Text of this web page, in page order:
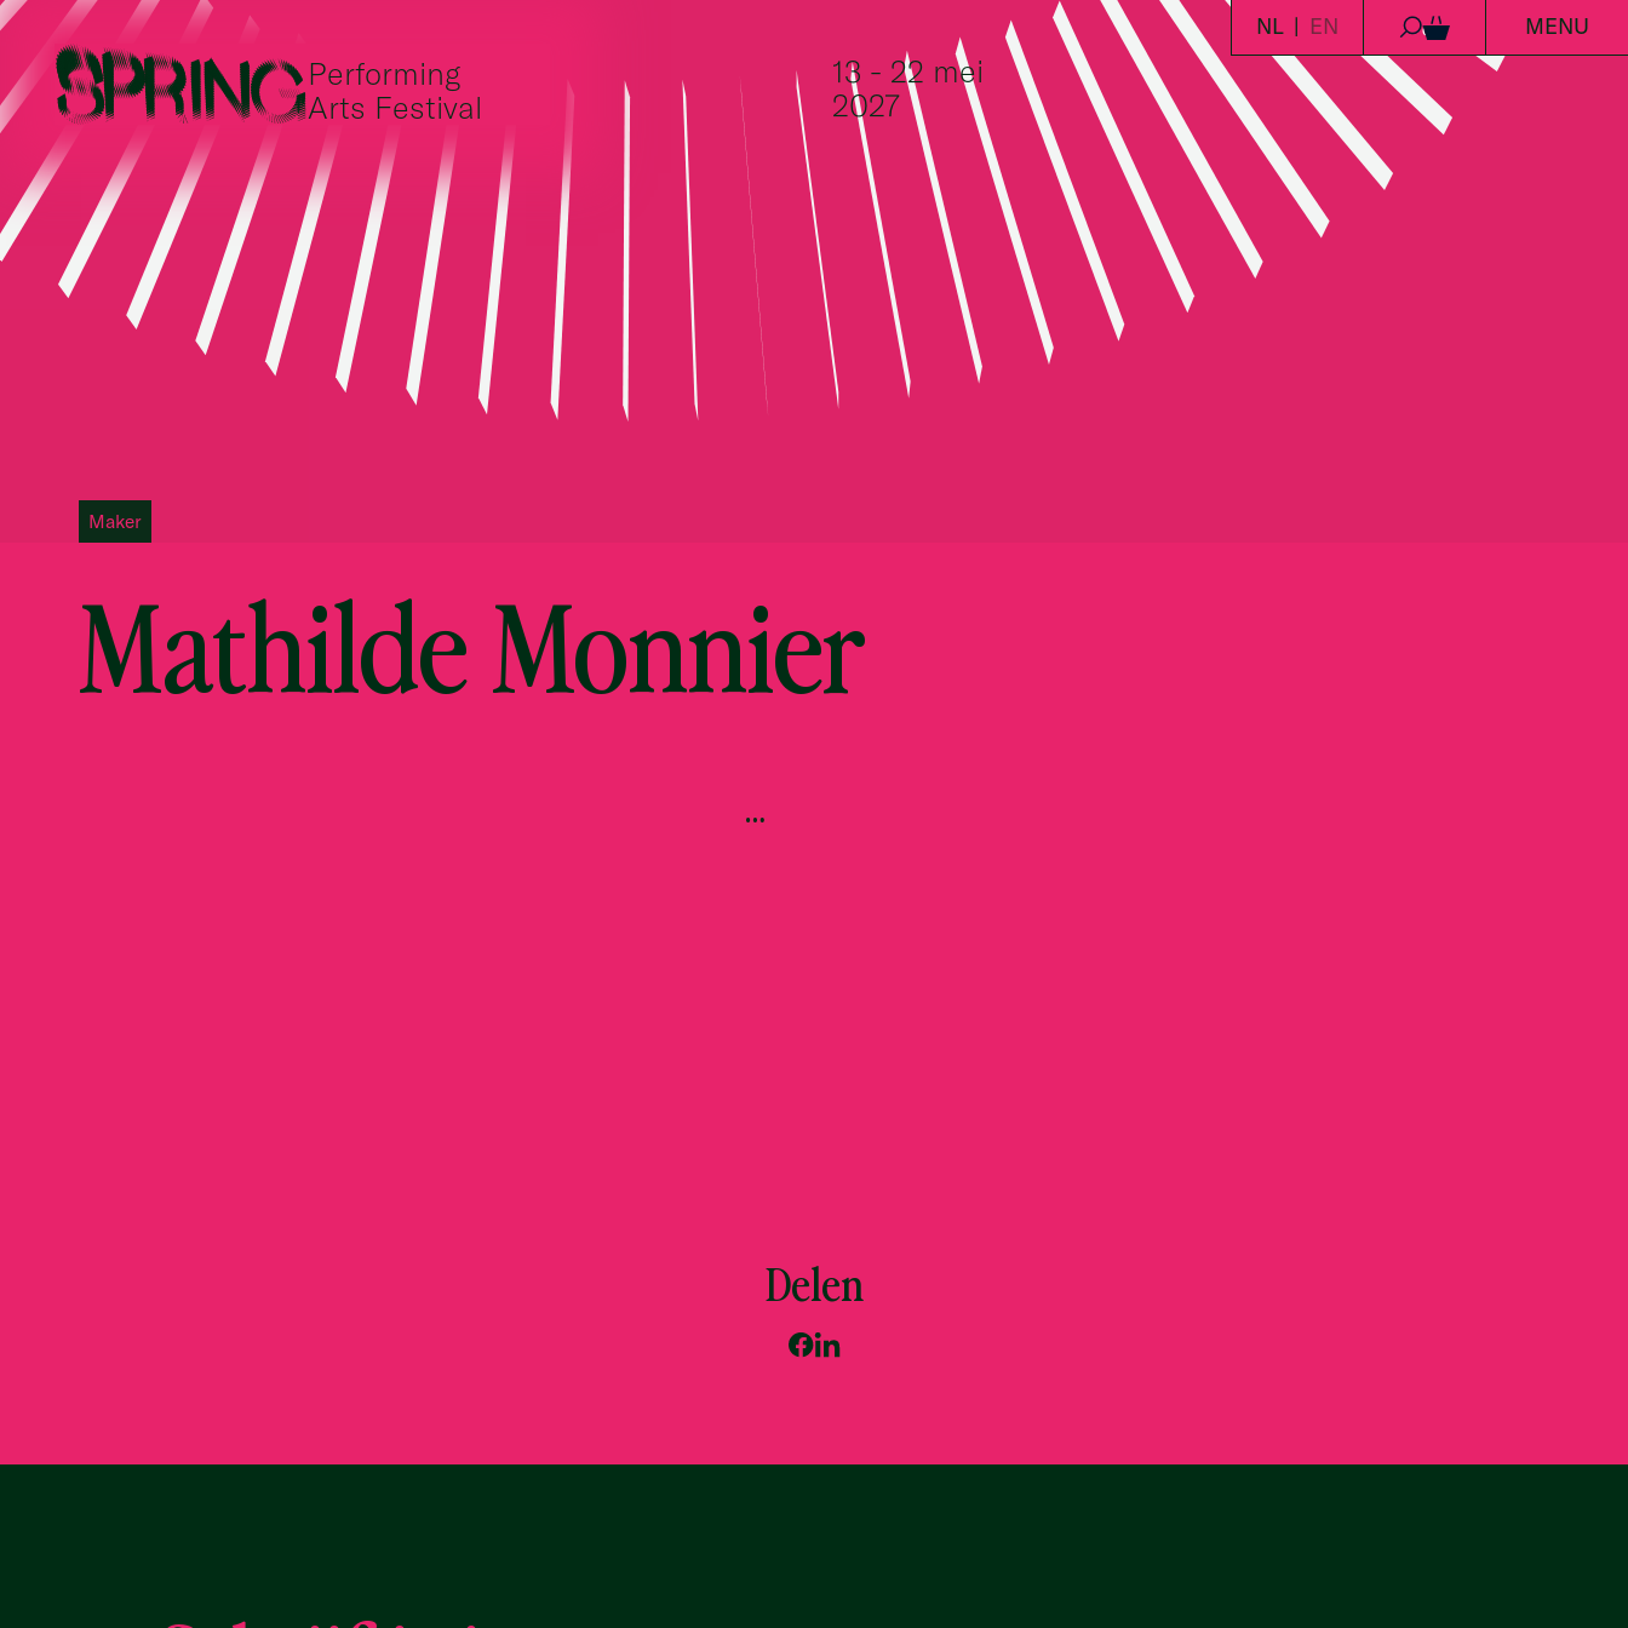
Ga naar de inhoud
Performing
Arts Festival
13 - 22 mei
2027
NL EN 0 MENU
Maker
Mathilde Monnier
…
Delen